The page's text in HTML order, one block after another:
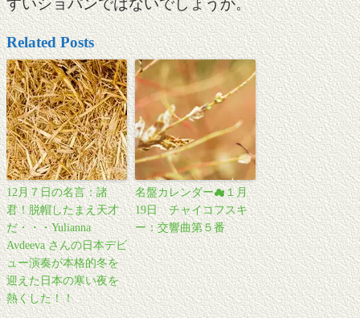
Related Posts
12月７日の名言：諸
君！脱帽したまえ天才
だ・・・Yulianna
Avdeeva さんの日本デビ
ュー演奏が本格的冬を
迎えた日本の寒い夜を
熱くした！！
名盤カレンダー☁１月
19日 チャイコフスキ
ー：交響曲第５番